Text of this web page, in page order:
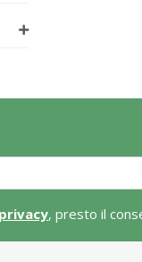
, presto il